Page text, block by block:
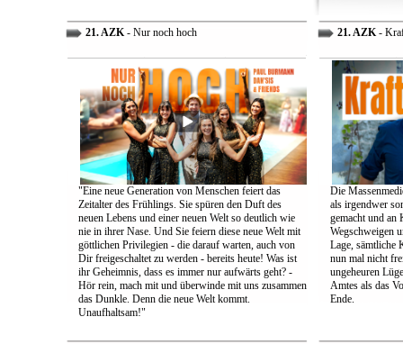
21. AZK- Nur noch hoch
"Eine neue Generation von Menschen feiert das
Zeitalter des Frühlings. Sie spüren den Duft des
neuen Lebens und einer neuen Welt so deutlich wie
nie in ihrer Nase. Und Sie feiern diese neue Welt mit
göttlichen Privilegien - die darauf warten, auch von
Dir freigeschaltet zu werden - bereits heute! Was ist
ihr Geheimnis, dass es immer nur aufwärts geht? -
Hör rein, mach mit und überwinde mit uns zusammen
das Dunkle. Denn die neue Welt kommt.
Unaufhaltsam!"
21. AZK-
Die
als irgendwer
gemacht und an
Wegschweigen
Lage, sämtliche
nun mal nicht
ungeheuren
Amtes als das
Ende.